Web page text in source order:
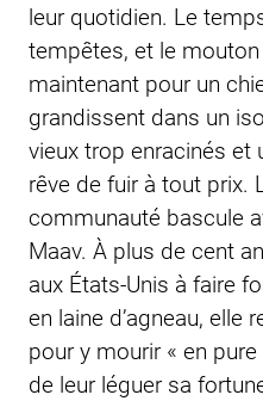
leur quotidien. Le
tempêtes, et le
maintenant pour un
grandissent dans un
vieux trop enracinés et
rêve de fuir à tout prix.
communauté bascule
Maav. À plus de cent
aux États-Unis à faire
en laine d’agneau, elle
pour y mourir « en
de leur léguer sa